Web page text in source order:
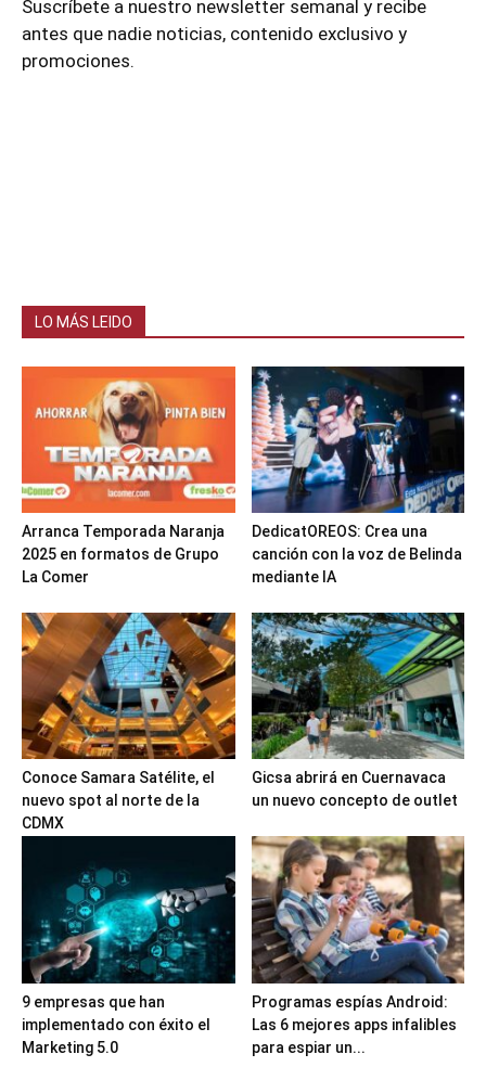
Suscríbete a nuestro newsletter semanal y recibe
antes que nadie noticias, contenido exclusivo y
promociones.
LO MÁS LEIDO
Arranca Temporada Naranja
2025 en formatos de Grupo
La Comer
DedicatOREOS: Crea una
canción con la voz de Belinda
mediante IA
Conoce Samara Satélite, el
nuevo spot al norte de la
CDMX
Gicsa abrirá en Cuernavaca
un nuevo concepto de outlet
9 empresas que han
implementado con éxito el
Marketing 5.0
Programas espías Android:
Las 6 mejores apps infalibles
para espiar un...